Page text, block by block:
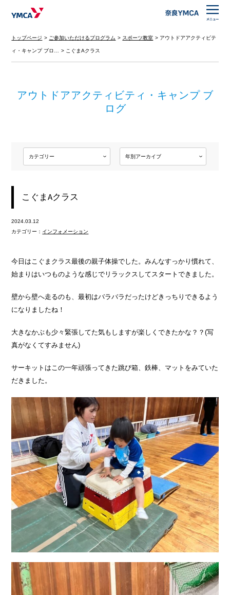
トップページ ご参加いただけるプログラム スポーツ教室 アウトドアアクティビテ
ィ・キャンプ ブロ… こぐまAクラス
アウトドアアクティビティ・キャンプ ブ
ログ
こぐまAクラス
2024.03.12
カテゴリー： インフォメーション
今日はこぐまクラス最後の親子体操でした。みんなすっかり慣れて、
始まりはいつものような感じでリラックスしてスタートできました。
壁から壁へ走るのも、最初はバラバラだったけどきっちりできるよう
になりましたね！
大きなかぶも少々緊張してた気もしますが楽しくできたかな？？(写
真がなくてすみません)
サーキットはこの一年頑張ってきた跳び箱、鉄棒、マットをみていた
だきました。